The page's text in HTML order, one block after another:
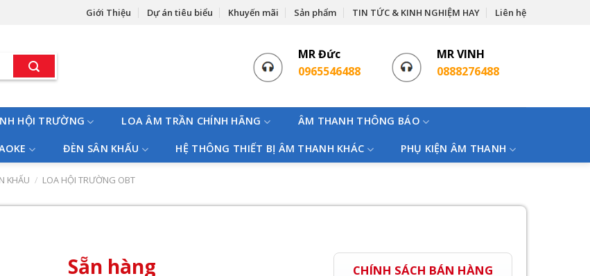
Giới Thiệu Dự án tiêu biểu Khuyến mãi Sản phẩm TIN TỨC & KINH NGHIỆM HAY Liên hệ
MR Đức
0965546488
MR VINH
0888276488
HỘI TRƯỜNG LOA ÂM TRẦN CHÍNH HÃNG ÂM THANH THÔNG BÁO
ĐÈN SÂN KHẤU HỆ THÔNG THIẾT BỊ ÂM THANH KHÁC PHỤ KIỆN ÂM THANH
KHẤU / LOA HỘI TRƯỜNG OBT
Sẵn hàng CHÍNH SÁCH BÁN HÀNG